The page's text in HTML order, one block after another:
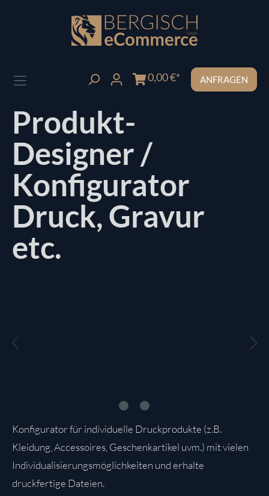
Zum Hauptinhalt springen
0,00 €* ANFRAGEN
Produkt-
Designer /
Konfigurator
Druck, Gravur
etc.
Konfigurator für individuelle Druckprodukte (z.B.
Kleidung, Accessoires, Geschenkartikel uvm.) mit vielen
Individualisierungsmöglichkeiten und erhalte
druckfertige Dateien.